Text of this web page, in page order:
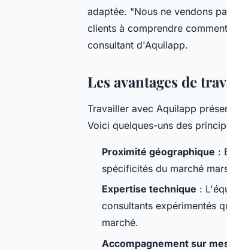
adaptée. "Nous ne vendons
clients à comprendre
consultant d'Aquilapp.
Les avantages de
Travailler avec Aquilapp
Voici quelques-uns des
Proximité géographique :
spécificités du marché
Expertise technique :
consultants expérimentés
marché.
Accompagnement sur